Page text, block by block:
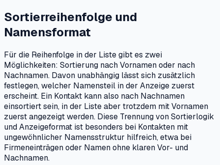
Sortierreihenfolge und
Namensformat
Für die Reihenfolge in der Liste gibt es zwei
Möglichkeiten: Sortierung nach Vornamen oder nach
Nachnamen. Davon unabhängig lässt sich zusätzlich
festlegen, welcher Namensteil in der Anzeige zuerst
erscheint. Ein Kontakt kann also nach Nachnamen
einsortiert sein, in der Liste aber trotzdem mit Vornamen
zuerst angezeigt werden. Diese Trennung von Sortierlogik
und Anzeigeformat ist besonders bei Kontakten mit
ungewöhnlicher Namensstruktur hilfreich, etwa bei
Firmeneinträgen oder Namen ohne klaren Vor- und
Nachnamen.